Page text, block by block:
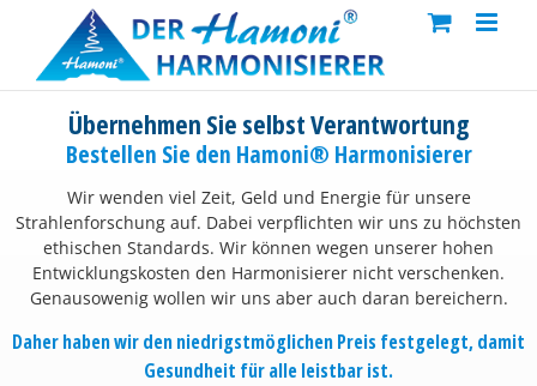
content
Übernehmen Sie selbst Verantwortung
Bestellen Sie den Hamoni® Harmonisierer
Wir wenden viel Zeit, Geld und Energie für unsere
Strahlenforschung auf. Dabei verpflichten wir uns zu höchsten
ethischen Standards. Wir können wegen unserer hohen
Entwicklungskosten den Harmonisierer nicht verschenken.
Genausowenig wollen wir uns aber auch daran bereichern.
Daher haben wir den niedrigstmöglichen Preis festgelegt, damit
Gesundheit für alle leistbar ist.